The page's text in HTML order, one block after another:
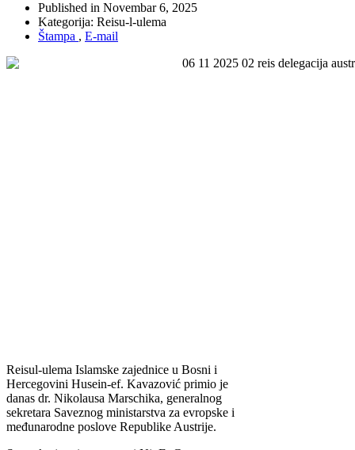
Published in Novembar 6, 2025
Kategorija: Reisu-l-ulema
Štampa , E-mail
Reisul-ulema Islamske zajednice u Bosni i
Hercegovini Husein-ef. Kavazović primio je
danas dr. Nikolausa Marschika, generalnog
sekretara Saveznog ministarstva za evropske i
međunarodne poslove Republike Austrije.